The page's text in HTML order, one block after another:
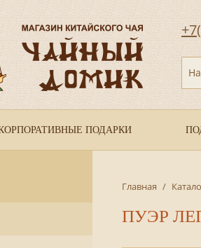
ПОДАРКИ
Главная /
ПУЭР